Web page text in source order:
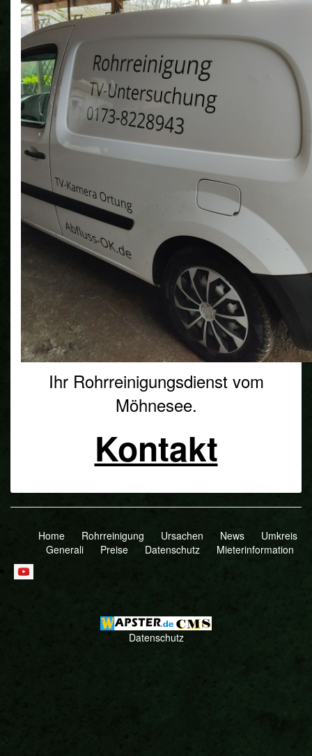
Ihr Rohrreinigungsdienst vom
Möhnesee.
Kontakt
Home Rohrreinigung Ursachen News
Umkreis
Generali
Preise Datenschutz Mieterinformation
Datenschutz